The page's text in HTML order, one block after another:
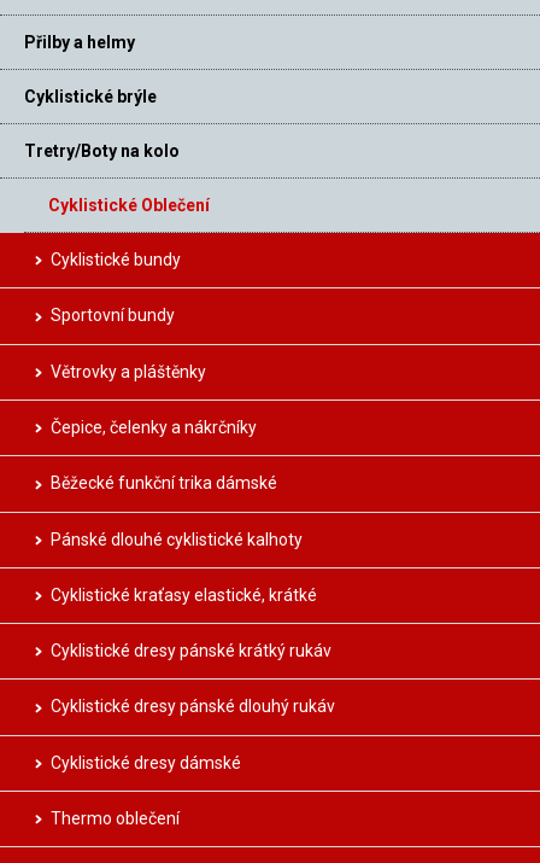
Přilby a helmy
Cyklistické brýle
Tretry/Boty na kolo
Cyklistické Oblečení
Cyklistické bundy
Sportovní bundy
Větrovky a pláštěnky
Čepice, čelenky a nákrčníky
Běžecké funkční trika dámské
Pánské dlouhé cyklistické kalhoty
Cyklistické kraťasy elastické, krátké
Cyklistické dresy pánské krátký rukáv
Cyklistické dresy pánské dlouhý rukáv
Cyklistické dresy dámské
Thermo oblečení